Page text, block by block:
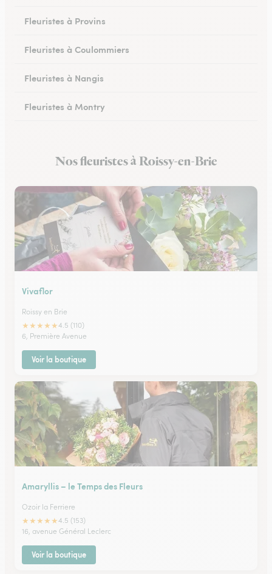
Fleuristes à Provins
Fleuristes à Coulommiers
Fleuristes à Nangis
Fleuristes à Montry
Fleuristes à Esbly
Nos fleuristes à Roissy-en-Brie
Vivaflor
Roissy en Brie
★★★★★4.5 (110)
6, Première Avenue
Voir la boutique
Amaryllis – le Temps des Fleurs
Ozoir la Ferriere
★★★★★4.5 (153)
16, avenue Général Leclerc
Voir la boutique